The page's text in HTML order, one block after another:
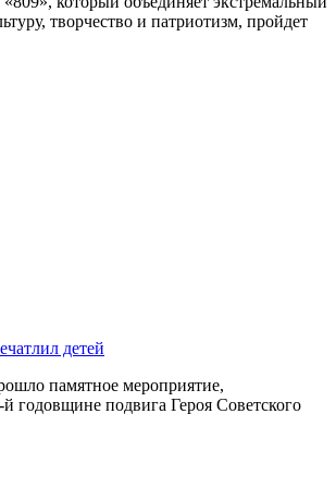
творчество и патриотизм, пройдет
детей
памятное мероприятие,
годовщине подвига Героя Советского